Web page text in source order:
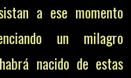
a ese momento
un milagro
nacido de estas